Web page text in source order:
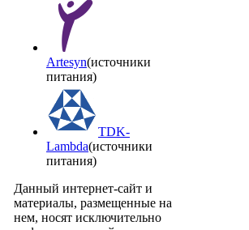
Artesyn(источники
питания)
TDK-
Lambda(источники
питания)
Данный интернет-сайт и
материалы, размещенные на
нем, носят исключительно